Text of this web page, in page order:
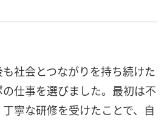
社会とつながりを持ち続けた
仕事を選びました。最初は不
寧な研修を受けたことで、自